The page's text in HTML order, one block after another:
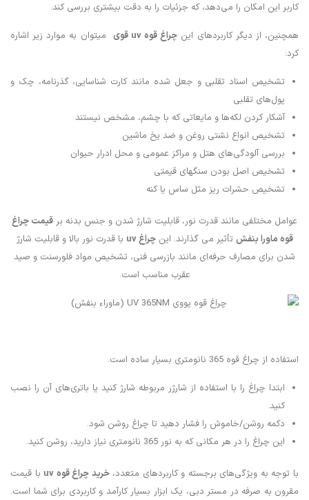
کاربر این امکان را می‌دهد، که جزئیات را به دقت بیشتری بررسی کند.
همچنین، از دیگر کاربردهای این چراغ قوه uv قوی میتوان به موارد زیر اشاره
کرد:
تشخیص اسناد تقلبی و جعل شده مانند کارت شناسایی، گذرنامه، چک و
پول‌های تقلبی‌
آشکار کردن لکه‌ها و مایعاتی که با چشم، مشخص نیستند
تشخیص انواع نشتی روغن و ضد یخ ماشین
بررسی آلودگی‌های هتل و مراکز عمومی و محل ادرار حیوان
تشخیص اصل بودن سنگهای قیمتی
تشخیص حشرات ریز مثل ساس یا کنه
عوامل مختلفی مانند قدرت نور، قابلیت شارژ شدن و جنس بدنه بر قیمت چراغ
قوه ماورا بنفش تأثیر می گذارند. اینچراغ uv
با قدرت نور بالا و قابلیت شارژ
شدن برای مصارف حرفه‌ای مانند بازرسی فنی، تشخیص مواد فلورسنت و صید
عقرب مناسب است.
استفاده از چراغ قوه 365 نانومتری بسیار ساده است.
ابتدا چراغ را با استفاده از شارژر مربوطه شارژ کنید یا باتری‌های آن را نصب
کنید.
دکمه روشن/خاموش را فشار دهید تا چراغ روشن شود.
این چراغ را در هر مکانی که به نور 365 نانومتری نیاز دارید، روشن کنید.
با توجه به ویژگی‌های برجسته و کاربردهای متعدد،خرید چراغ قوه uv
با قیمت
مقرون به صرفه در مستر دبی، یک ابزار بسیار کارآمد و کاربردی برای شما است.